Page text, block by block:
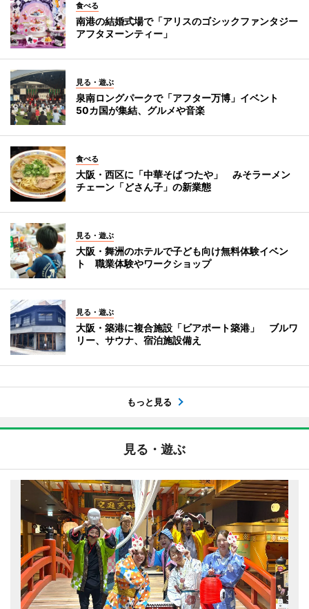
食べる
南港の結婚式場で「アリスのゴシックファンタジー
アフタヌーンティー」
見る・遊ぶ
泉南ロングパークで「アフター万博」イベント
50カ国が集結、グルメや音楽
食べる
大阪・西区に「中華そば つたや」 みそラーメン
チェーン「どさん子」の新業態
見る・遊ぶ
大阪・舞洲のホテルで子ども向け無料体験イベン
ト 職業体験やワークショップ
見る・遊ぶ
大阪・築港に複合施設「ビアポート築港」 ブルワ
リー、サウナ、宿泊施設備え
もっと見る
見る・遊ぶ